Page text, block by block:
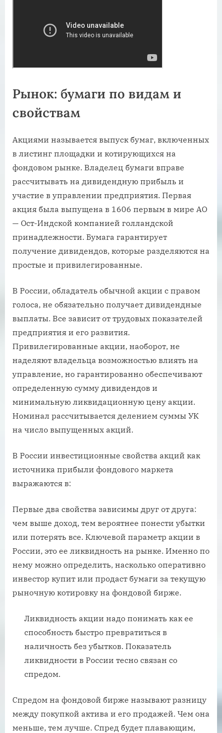
Рынок: бумаги по видам и
свойствам
Акциями называется выпуск бумаг, включенных
в листинг площадки и котирующихся на
фондовом рынке. Владелец бумаги вправе
рассчитывать на дивидендную прибыль и
участие в управлении предприятия. Первая
акция была выпущена в 1606 первым в мире АО
— Ост-Индской компанией голландской
принадлежности. Бумага гарантирует
получение дивидендов, которые разделяются на
простые и привилегированные.
В России, обладатель обычной акции с правом
голоса, не обязательно получает дивидендные
выплаты. Все зависит от трудовых показателей
предприятия и его развития.
Привилегированные акции, наоборот, не
наделяют владельца возможностью влиять на
управление, но гарантированно обеспечивают
определенную сумму дивидендов и
минимальную ликвидационную цену акции.
Номинал рассчитывается делением суммы УК
на число выпущенных акций.
В России инвестиционные свойства акций как
источника прибыли фондового маркета
выражаются в:
Первые два свойства зависимы друг от друга:
чем выше доход, тем вероятнее понести убытки
или потерять все. Ключевой параметр акции в
России, это ее ликвидность на рынке. Именно по
нему можно определить, насколько оперативно
инвестор купит или продаст бумаги за текущую
рыночную котировку на фондовой бирже.
Ликвидность акции надо понимать как ее
способность быстро превратиться в
наличность без убытков. Показатель
ликвидности в России тесно связан со
спредом.
Спредом на фондовой бирже называют разницу
между покупкой актива и его продажей. Чем она
меньше, тем лучше. Спред будет плавающим,